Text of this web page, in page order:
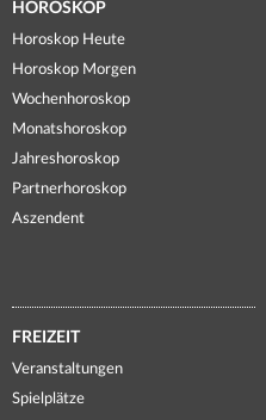
HOROSKOP
Horoskop Heute
Horoskop Morgen
Wochenhoroskop
Monatshoroskop
Jahreshoroskop
Partnerhoroskop
Aszendent
FREIZEIT
Veranstaltungen
Spielplätze